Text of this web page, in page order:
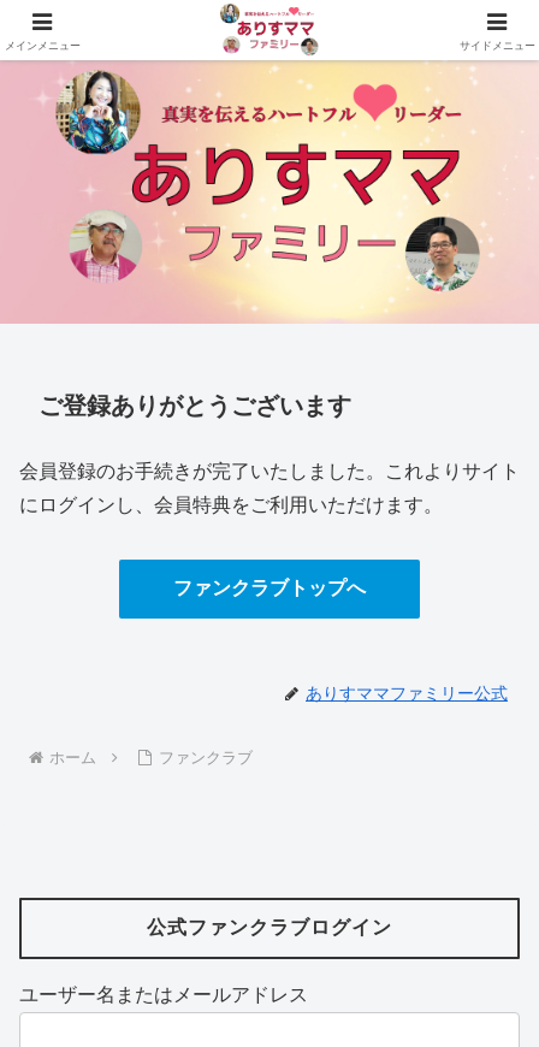
真実を伝えるハートフルリーダーありすママファミリーの公式サイト
ご登録ありがとうございます
会員登録のお手続きが完了いたしました。これよりサイト
にログインし、会員特典をご利用いただけます。
ファンクラブトップへ
ありすママファミリー公式
ホーム ファンクラブ
公式ファンクラブログイン
ユーザー名またはメールアドレス
メインメニュー サイドメニュー